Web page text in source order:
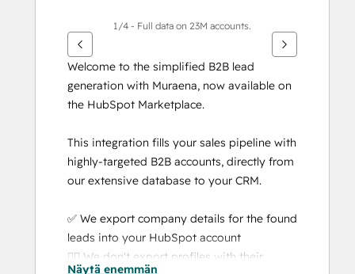
1/4 - Full data on 23M accounts.
Welcome to the simplified B2B lead
generation with Muraena, now available on
the HubSpot Marketplace.
This integration fills your sales pipeline with
highly-targeted B2B accounts, directly from
our extensive database to your CRM.
✅ We export company details for the found
leads into your HubSpot account
🙅‍♂️ We don't export profiles with their
Näytä enemmän